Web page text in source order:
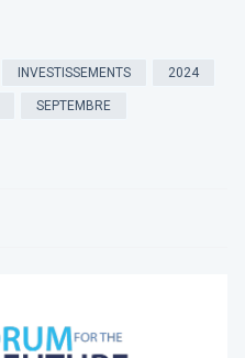
INVESTISSEMENTS 2024
SEPTEMBRE